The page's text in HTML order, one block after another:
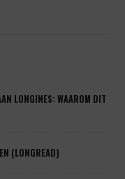
LONGINES: WAAROM DIT
(LONGREAD)